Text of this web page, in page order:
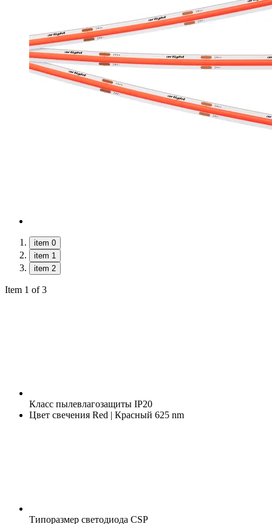
item 0
item 1
item 2
Item 1 of 3
Класс пылевлагозащиты IP20
Цвет свечения Red | Красный 625 nm
Типоразмер светодиода CSP